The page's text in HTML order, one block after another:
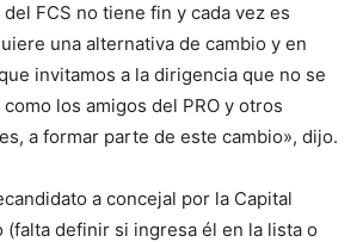
FCS no tiene fin y cada vez es
una alternativa de cambio y en
invitamos a la dirigencia que no se
los amigos del PRO y otros
a formar parte de este cambio», dijo.
a concejal por la Capital
(falta definir si ingresa él en la lista o